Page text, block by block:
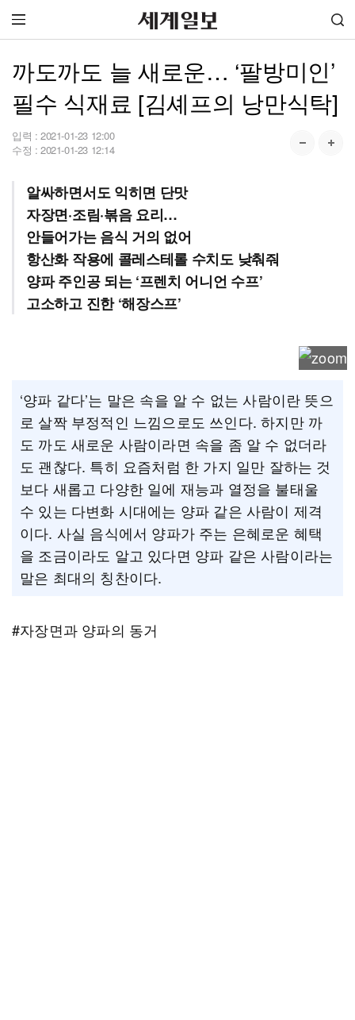
까도까도 늘 새로운… ‘팔방미인’
필수 식재료 [김셰프의 낭만식탁]
입력 : 2021-01-23 12:00
수정 : 2021-01-23 12:14
알싸하면서도 익히면 단맛
자장면·조림·볶음 요리…
안들어가는 음식 거의 없어
항산화 작용에 콜레스테롤 수치도 낮춰줘
양파 주인공 되는 ‘프렌치 어니언 수프’
고소하고 진한 ‘해장스프’
‘양파 같다’는 말은 속을 알 수 없는 사람이란 뜻으
로 살짝 부정적인 느낌으로도 쓰인다. 하지만 까
도 까도 새로운 사람이라면 속을 좀 알 수 없더라
도 괜찮다. 특히 요즘처럼 한 가지 일만 잘하는 것
보다 새롭고 다양한 일에 재능과 열정을 불태울
수 있는 다변화 시대에는 양파 같은 사람이 제격
이다. 사실 음식에서 양파가 주는 은혜로운 혜택
을 조금이라도 알고 있다면 양파 같은 사람이라는
말은 최대의 칭찬이다.
#자장면과 양파의 동거